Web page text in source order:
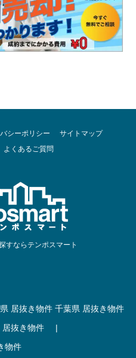
シーポリシー
サイトマップ
よくあるご質問
すならテンポスマート
居抜き物件 千葉県 居抜き物件
居抜き物件
|
物件